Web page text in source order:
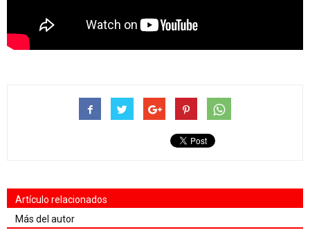
Artículo relacionados
Más del autor